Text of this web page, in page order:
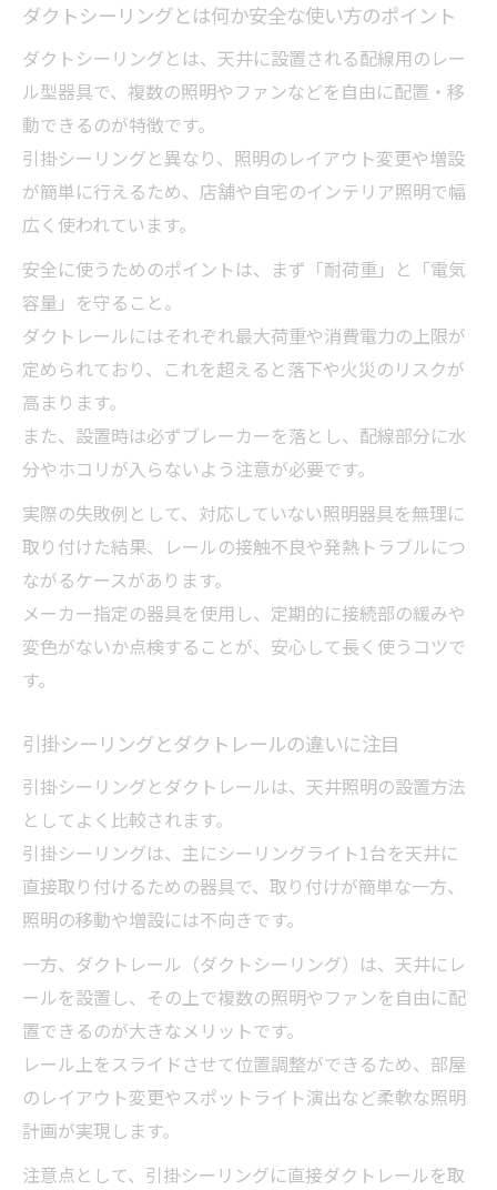
引掛シーリングで簡単ダクトレール取り付
け法
ダクト工事で賃貸のおしゃれ照明DIYを実現
ダクトレールライトの安全な設置手順を解
説
点
引掛シーリングを活かしたライト配置術
引掛シーリングとダクト工事の組み合わせ
ダクトレール用を引掛シーリングに変換す
る方法
術
ダクト工事で実現する多灯ライティングの
コツ
引掛シーリング対応ダクトレールの特徴解
ダクト工事の安全基準とシーリングライト
選び
ダクトシーリング施工時の火災・感電対策
とは
引掛シーリング取り付け時の注意ポイント
ダクトレール設置における耐荷重計算のコ
ツ
安全なダクト工事で安心の照明空間を実現
ダクトシーリングとは何か安全な使い方のポイント
ダクトシーリングとは、天井に設置される配線用のレー
ル型器具で、複数の照明やファンなどを自由に配置・移
動できるのが特徴です。
引掛シーリングと異なり、照明のレイアウト変更や増設
が簡単に行えるため、店舗や自宅のインテリア照明で幅
広く使われています。
安全に使うためのポイントは、まず「耐荷重」と「電気
容量」を守ること。
ダクトレールにはそれぞれ最大荷重や消費電力の上限が
定められており、これを超えると落下や火災のリスクが
高まります。
また、設置時は必ずブレーカーを落とし、配線部分に水
分やホコリが入らないよう注意が必要です。
実際の失敗例として、対応していない照明器具を無理に
取り付けた結果、レールの接触不良や発熱トラブルにつ
ながるケースがあります。
メーカー指定の器具を使用し、定期的に接続部の緩みや
変色がないか点検することが、安心して長く使うコツで
す。
引掛シーリングとダクトレールの違いに注目
引掛シーリングとダクトレールは、天井照明の設置方法
としてよく比較されます。
引掛シーリングは、主にシーリングライト1台を天井に
直接取り付けるための器具で、取り付けが簡単な一方、
照明の移動や増設には不向きです。
一方、ダクトレール（ダクトシーリング）は、天井にレ
ールを設置し、その上で複数の照明やファンを自由に配
置できるのが大きなメリットです。
レール上をスライドさせて位置調整ができるため、部屋
のレイアウト変更やスポットライト演出など柔軟な照明
計画が実現します。
注意点として、引掛シーリングに直接ダクトレールを取